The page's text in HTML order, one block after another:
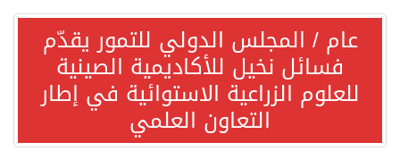
عام / المجلس الدولي للتمور يقدّم
فسائل نخيل للأكاديمية الصينية
للعلوم الزراعية الاستوائية في إطار
التعاون العلمي